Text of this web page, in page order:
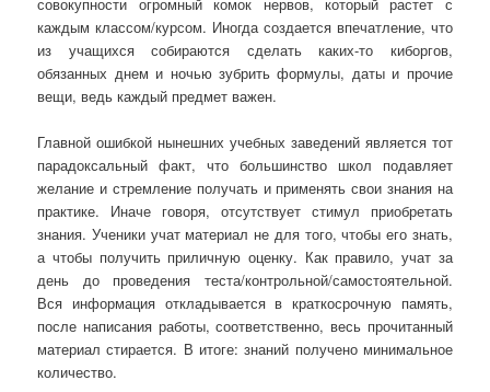
каждым классом/курсом. Иногда создается впечатление, что
из учащихся собираются сделать каких-то киборгов,
обязанных днем и ночью зубрить формулы, даты и прочие
вещи, ведь каждый предмет важен.
Главной ошибкой нынешних учебных заведений является тот
парадоксальный факт, что большинство школ подавляет
желание и стремление получать и применять свои знания на
практике. Иначе говоря, отсутствует стимул приобретать
знания. Ученики учат материал не для того, чтобы его знать,
а чтобы получить приличную оценку. Как правило, учат за
день до проведения теста/контрольной/самостоятельной.
Вся информация откладывается в краткосрочную память,
после написания работы, соответственно, весь прочитанный
материал стирается. В итоге: знаний получено минимальное
количество.